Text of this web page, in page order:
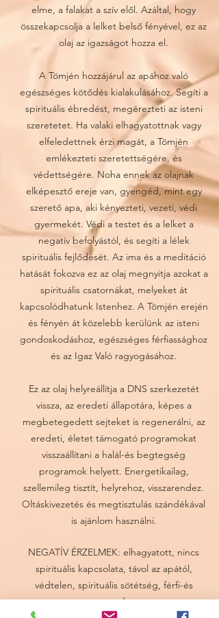
elme, a falakat a szív elől. Azáltal, hogy
összekapcsolja a lelket belső fényével, ez az
olaj az igazságot hozza el.
A Tömjén hozzájárul az apához való
egészséges kötődés kialakulásához. Segíti a
spirituális ébredést, megérezteti az isteni
szeretetet. Ha valaki elhagyatottnak vagy
elfeledettnek érzi magát, a Tömjén
emlékezteti szeretettségére, és
védettségére. Noha ennek az olajnak
elképesztő ereje van, gyengéd, mint egy
szerető apa, aki kényezteti, vezeti, védi
gyermekét. Védi a testet és a lelket a
negatív befolyástól, és segíti a lélek
spirituális fejlődését. Az ima és a meditáció
hatását fokozva ez az olaj megnyitja azokat a
spirituális csatornákat, melyeket át
kapcsolódhatunk Istenhez. A Tömjén erején
és fényén át közelebb kerülünk az isteni
gondoskodáshoz, egészséges férfiassághoz
és az Igaz Való ragyogásához.
Ez az olaj helyreállítja a DNS szerkezetét
vissza, az eredeti állapotára, képes a
megbetegedett sejteket is regenerálni, az
eredeti, életet támogató programokat
visszaállítani a halál-és begtegség
programok helyett. Energetikailag,
szellemileg tisztít, helyrehoz, visszarendez.
Oltáskivezetés és megtisztulás szándékával
is ajánlom használni.
NEGATÍV ÉRZELMEK: elhagyatott, nincs
spirituális kapcsolata, távol az apától,
védtelen, spirituális sötétség, férfi-és
apaseb